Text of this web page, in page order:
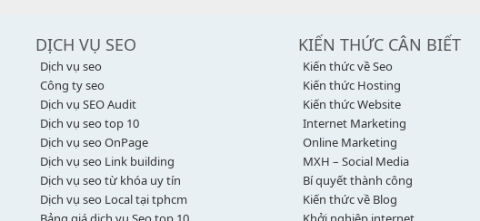
DỊCH VỤ SEO
Dịch vụ seo
Công ty seo
Dịch vụ SEO Audit
Dịch vụ seo top 10
Dịch vụ seo OnPage
Dịch vụ seo Link building
Dịch vụ seo từ khóa uy tín
Dịch vụ seo Local tại tphcm
KIẾN THỨC CÂN BIẾT
Kiến thức về Seo
Kiến thức Hosting
Kiến thức Website
Internet Marketing
Online Marketing
MXH – Social Media
Bí quyết thành công
Kiến thức về Blog